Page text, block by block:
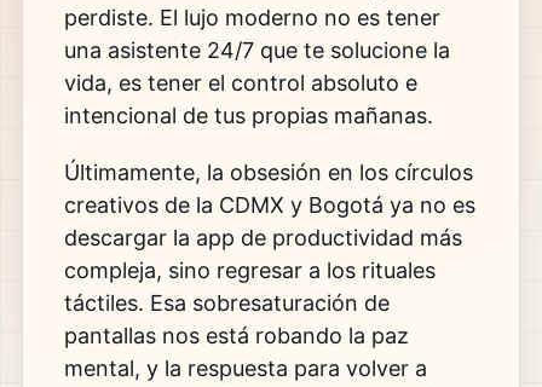
perdiste. El lujo moderno no es tener
una asistente 24/7 que te solucione la
vida, es tener el control absoluto e
intencional de tus propias mañanas.
Últimamente, la obsesión en los círculos
creativos de la CDMX y Bogotá ya no es
descargar la app de productividad más
compleja, sino regresar a los rituales
táctiles. Esa sobresaturación de
pantallas nos está robando la paz
mental, y la respuesta para volver a